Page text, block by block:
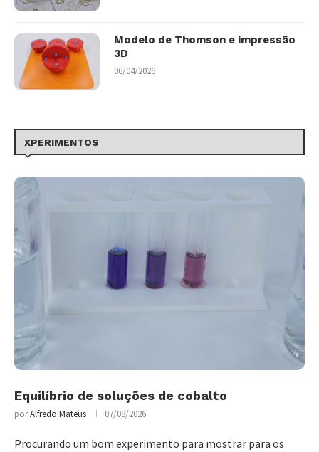
Modelo de Thomson e impressão
3D
06/04/2026
XPERIMENTOS
Equilíbrio de soluções de cobalto
porAlfredo Mateus 07/08/2026
Procurando um bom experimento para mostrar para os